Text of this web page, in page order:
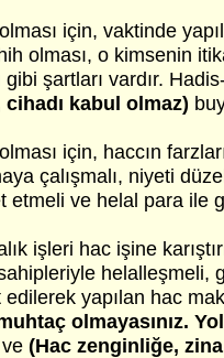
için, vaktinde
olması, o kimsenin
şartları vardır.
cihadı kabul olmaz)
için, haccın
çalışmalı, niyeti
etmeli ve helal para ile
işleri hac işine
helalleşmeli,
yapılan hac
olmayasınız.
ve (Hac zenginliğe,